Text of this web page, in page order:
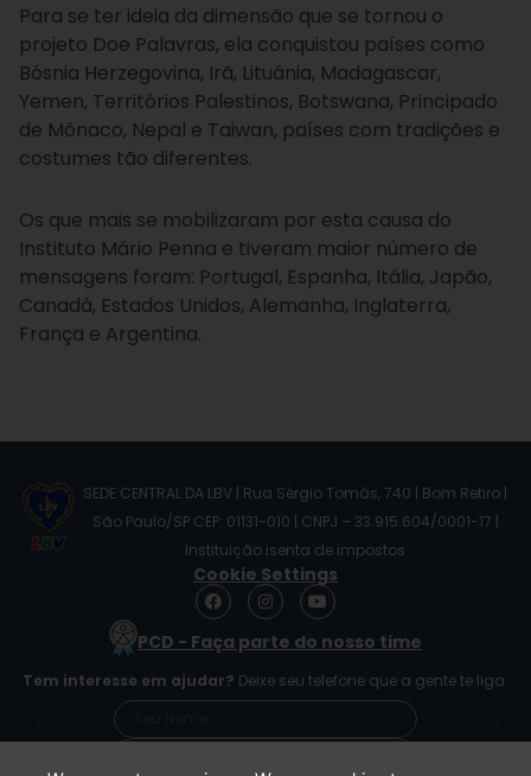
Para se ter ideia da dimensão que se tornou o
projeto Doe Palavras, ela conquistou países como
Bósnia Herzegovina, Irã, Lituânia, Madagascar,
Yemen, Territórios Palestinos, Botswana, Principado
de Mônaco, Nepal e Taiwan, países com tradições e
costumes tão diferentes.
Os que mais se mobilizaram por esta causa do
Instituto Mário Penna e tiveram maior número de
mensagens foram: Portugal, Espanha, Itália, Japão,
Canadá, Estados Unidos, Alemanha, Inglaterra,
França e Argentina.
SEDE CENTRAL DA LBV | Rua Sérgio Tomás, 740 | Bom Retiro |
São Paulo/SP CEP: 01131-010 | CNPJ – 33.915.604/0001-17 |
Instituição isenta de impostos
Cookie Settings
F
a
e
o
o
I
n
s
t
g
r
m
Y
o
t
b
e
PCD - Faça parte do nosso time
Tem interesse em ajudar? Deixe seu telefone que a gente te liga.